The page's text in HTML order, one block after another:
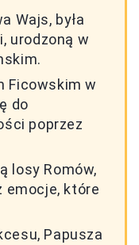
Wajs, była
urodzoną w
Ficowskim w
do
poprzez
losy Romów,
emocje, które
Papusza